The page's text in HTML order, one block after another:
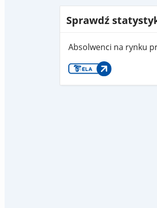
Sprawdź
Absolwenci na rynku